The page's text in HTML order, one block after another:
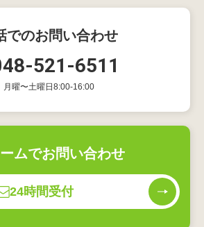
でのお問い合わせ
521-6511
月曜〜土曜日8:00-16:00
ムでお問い合わせ
24時間受付